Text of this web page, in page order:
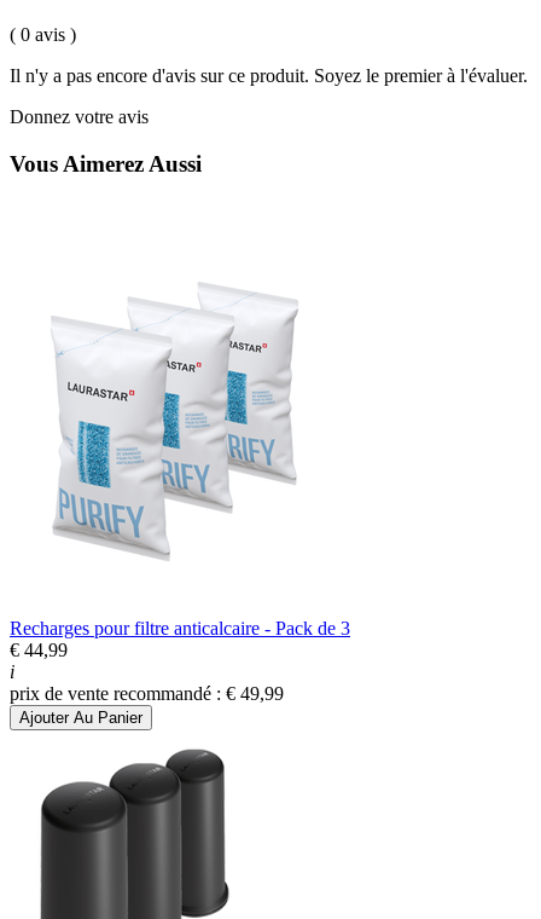
( 0 avis )
Il n'y a pas encore d'avis sur ce produit. Soyez le premier à l'évaluer.
Donnez votre avis
Vous Aimerez Aussi
Recharges pour filtre anticalcaire - Pack de 3
€ 44,99
i
prix de vente recommandé : € 49,99
Ajouter Au Panier